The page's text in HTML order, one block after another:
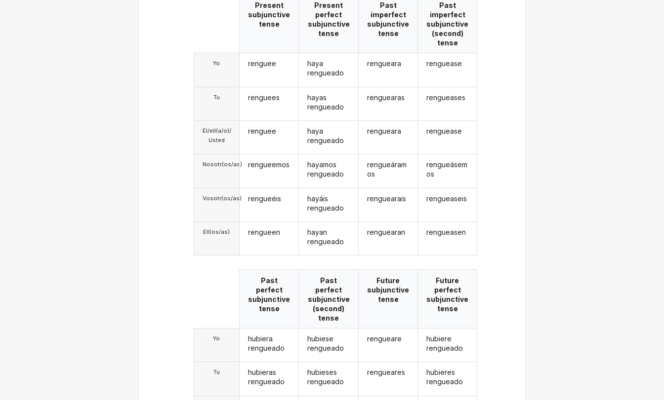
Yo
Tu
Él/ell(a/o)/
Usted
Nosotr(os/as)
Vosotr(os/as)
Ell(os/as)
Present
subjunctive
tense
renguee
renguees
renguee
rengueemos
rengueéis
rengueen
Present
perfect
subjunctive
tense
haya
rengueado
hayas
rengueado
haya
rengueado
hayamos
rengueado
hayáis
rengueado
hayan
rengueado
Past
imperfect
subjunctive
tense
rengueara
renguearas
rengueara
rengueáram
os
renguearais
renguearan
Past
imperfect
subjunctive
(second)
tense
renguease
rengueases
renguease
rengueásem
os
rengueaseis
rengueasen
Yo
Tu
Past
perfect
subjunctive
tense
hubiera
rengueado
hubieras
rengueado
Past
perfect
subjunctive
(second)
tense
hubiese
rengueado
hubieses
rengueado
Future
subjunctive
tense
rengueare
rengueares
Future
perfect
subjunctive
tense
hubiere
rengueado
hubieres
rengueado